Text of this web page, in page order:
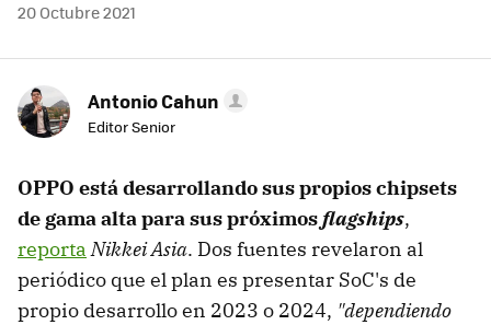
20 Octubre 2021
Antonio Cahun
Editor Senior
OPPO está desarrollando sus propios chipsets
de gama alta para sus próximosflagships,
reporta Nikkei Asia. Dos fuentes revelaron al
periódico que el plan es presentar SoC's de
propio desarrollo en 2023 o 2024, "dependiendo